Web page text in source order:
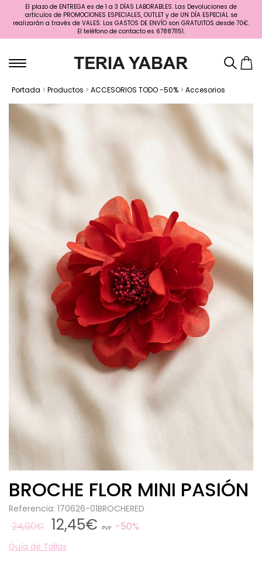
El plazo de ENTREGA es de 1 a 3 DÍAS LABORABLES. Las Devoluciones de
artículos de PROMOCIONES ESPECIALES, OUTLET y de UN DÍA ESPECIAL se
realizarán a través de VALES. Los GASTOS DE ENVÍO son GRATUITOS desde 70€.
El teléfono de contacto es 678871151.
Portada > Productos > ACCESORIOS TODO -50% > Accesorios
BROCHE FLOR MINI PASIÓN
Referencia: 170626-01BROCHERED
24,90€ 12,45€ PVP 50%
Guía de Tallas